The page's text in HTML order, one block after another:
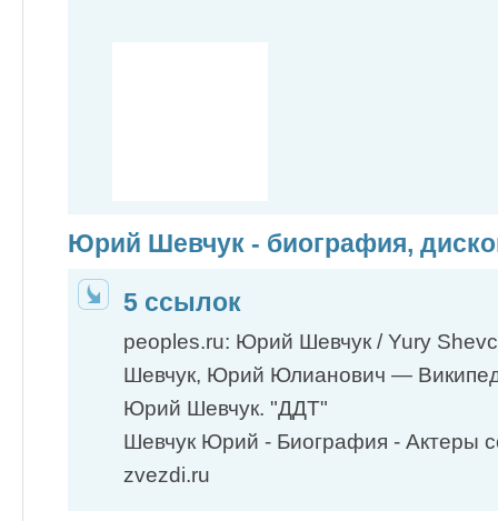
Юрий Шевчук - биография,
5 ссылок
peoples.ru: Юрий Шевчук / Yury
Шевчук, Юрий Юлианович —
Юрий Шевчук. "ДДТ"
Шевчук Юрий - Биография - Актеры
zvezdi.ru